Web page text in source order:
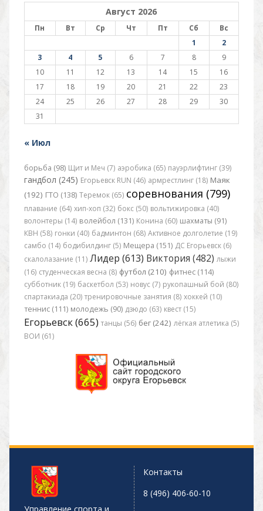
Август 2026
Пн Вт Ср Чт Пт Сб
Вс
1
2
3
4 5 6 7 8
9
10
11 12 13 14 15
16
17
18 19 20 21 22
23
24
25 26 27 28 29
30
31
« Июл
борьба (98) Щит и Меч (7) аэробика (65) пауэрлифтинг (39)
гандбол (245) Егорьевск RUN (46) армрестлинг (18) Маяк
(192) ГТО (138) Теремок (65) соревнования (799)
плавание (64) хип-хоп (32) бокс (50) вольтижировка (40)
волонтеры (14) волейбол (131) Конина (60) шахматы (91)
КВН (58) гонки (40) бадминтон (68) Активное долголетие (19)
самбо (14) бодибилдинг (5) Мещера (151) ДС Егорьевск (6)
скалолазание (11) Лидер (613) Виктория (482) лыжи
(16) студенческая весна (8) футбол (210) фитнес (114)
субботник (19) баскетбол (53) новус (7) рукопашный бой (80)
спартакиада (20) тренировочные занятия (8) хоккей (10)
теннис (111) молодежь (90) дзюдо (63) квест (15)
Егорьевск (665) танцы (56) бег (242) лёгкая атлетика (5)
ВОИ (61)
Управление спорта и
Контакты
8 (496) 406-60-10